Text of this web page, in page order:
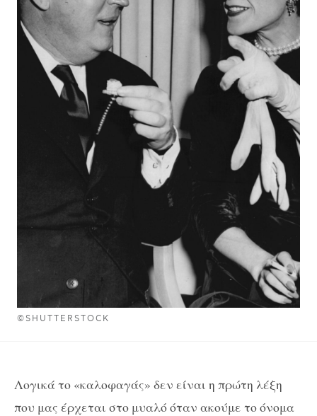
©SHUTTERSTOCK
Λογικά το «καλοφαγάς» δεν είναι η πρώτη λέξη
που μας έρχεται στο μυαλό όταν ακούμε το όνομα